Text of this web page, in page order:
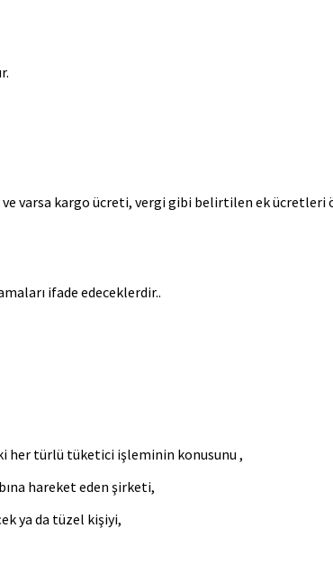
varsa kargo ücreti, vergi gibi belirtilen ek
ifade edeceklerdir..
her türlü tüketici işleminin konusunu ,
hareket eden şirketi,
ya da tüzel kişiyi,